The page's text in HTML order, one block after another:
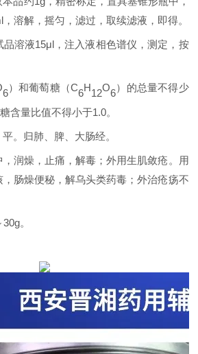
，溶解，摇匀，滤过，取续滤液，即得。
溶液15μl ，注入液相色谱仪，测定，按
6）和葡萄糖（C6H12O6）的总量不得少
含量比值不得小于1.0。
。归肺、脾、大肠经。
润燥，止痛，解毒；外用生肌敛疮。用
肠燥便秘，解乌头类药毒；外治疮疡不
30g。